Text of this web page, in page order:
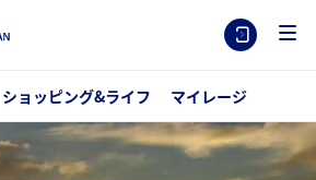
ショッピング&ライフ マイレージ